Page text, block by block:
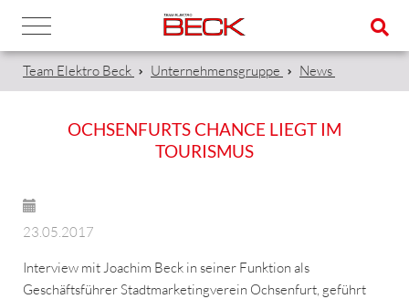
Team Elektro Beck Unternehmensgruppe News
OCHSENFURTS CHANCE LIEGT IM
TOURISMUS
23.05.2017
Interview mit Joachim Beck in seiner Funktion als
Geschäftsführer Stadtmarketingverein Ochsenfurt, geführt